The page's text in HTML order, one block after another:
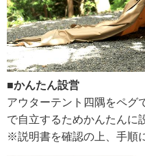
■かんたん設営
アウターテント四隅をペグ
で自立するためかんたんに
※説明書を確認の上、手順